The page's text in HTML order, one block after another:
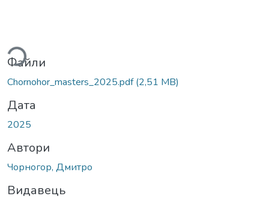
Файли
Chornohor_masters_2025.pdf(2,51 MB)
Дата
2025
Автори
Чорногор, Дмитро
Видавець